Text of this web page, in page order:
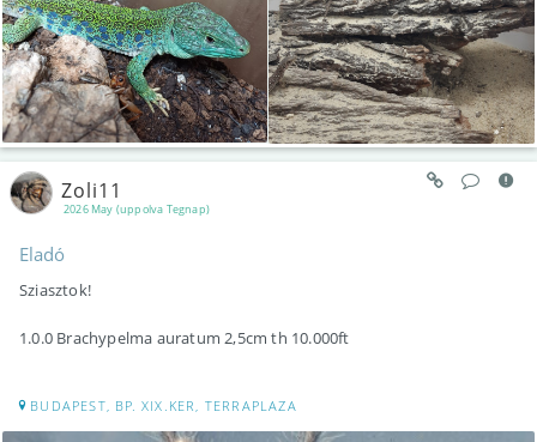
2026 May (uppolva Tegnap)
Zoli11
Eladó
Sziasztok!
1.0.0 Brachypelma auratum 2,5cm th 10.000ft
BUDAPEST, BP. XIX.KER, TERRAPLAZA